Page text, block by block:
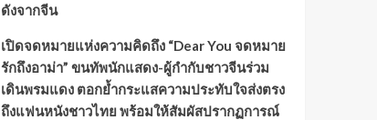
ดังจากจีน
เปิดจดหมายแห่งความคิดถึง “Dear You จดหมาย
รักถึงอาม่า” ขนทัพนักแสดง-ผู้กำกับชาวจีนร่วม
เดินพรมแดง ตอกย้ำกระแสความประทับใจส่งตรง
ถึงแฟนหนังชาวไทย พร้อมให้สัมผัสปรากฏการณ์